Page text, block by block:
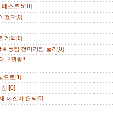
베스트 5'[0]
겼다[0]
계약[0]
동팀 전미라팀 눌러[0]
, 2관왕!!
으로[1]
![0]
이진아 은퇴[0]